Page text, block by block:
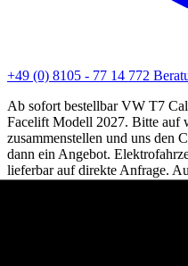
+49 (0) 8105 - 77 14 772
Ab sofort bestellbar VW T7
Facelift Modell 2027. Bitte auf
zusammenstellen und uns den
dann ein Angebot.
lieferbar auf direkte Anfrage.